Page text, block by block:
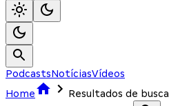
PodcastsNotíciasVídeos
Home
Resultados de busca